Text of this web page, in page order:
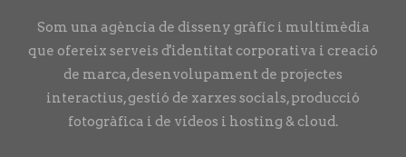
Som una agència de disseny gràfic i multimèdia
que ofereix serveis d'identitat corporativa i creació
de marca, desenvolupament de projectes
interactius, gestió de xarxes socials, producció
fotogràfica i de vídeos i hosting & cloud.